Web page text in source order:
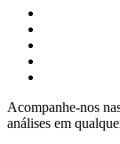
Acompanhe-nos
análises em